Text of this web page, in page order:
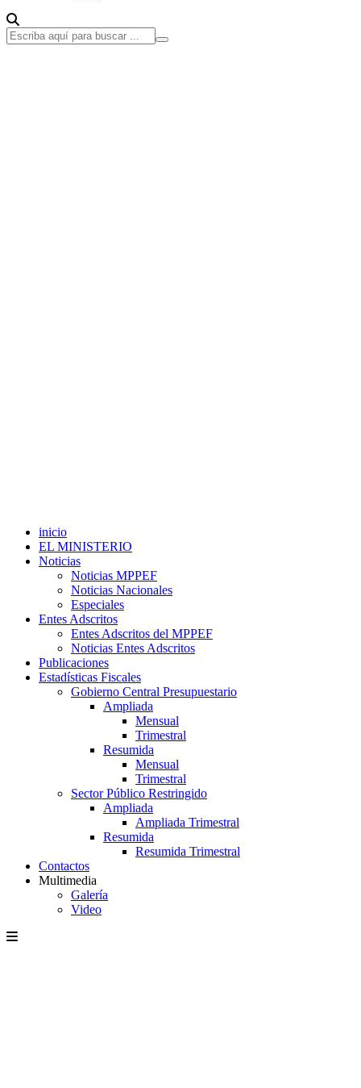
inicio
EL MINISTERIO
Noticias
Noticias MPPEF
Noticias Nacionales
Especiales
Entes Adscritos
Entes Adscritos del MPPEF
Noticias Entes Adscritos
Publicaciones
Estadísticas Fiscales
Gobierno Central Presupuestario
Ampliada
Mensual
Trimestral
Resumida
Mensual
Trimestral
Sector Público Restringido
Ampliada
Ampliada Trimestral
Resumida
Resumida Trimestral
Contactos
Multimedia
Galería
Video